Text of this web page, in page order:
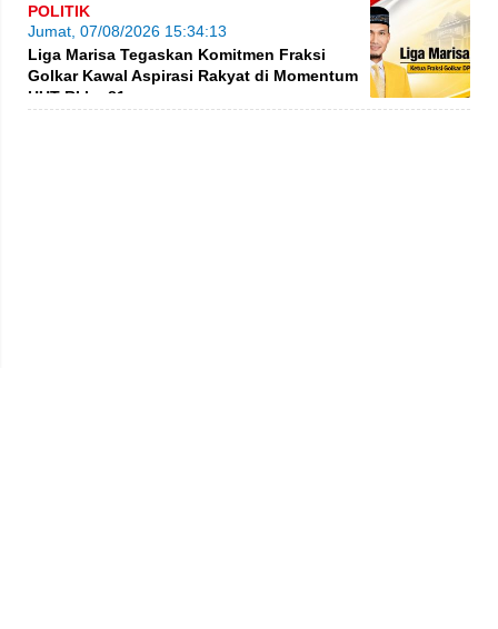
POLITIK
Jumat, 07/08/2026 15:34:13
Liga Marisa Tegaskan Komitmen Fraksi
Golkar Kawal Aspirasi Rakyat di Momentum
HUT RI ke-81